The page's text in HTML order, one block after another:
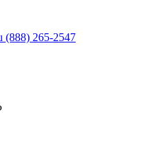
(888) 265-2547